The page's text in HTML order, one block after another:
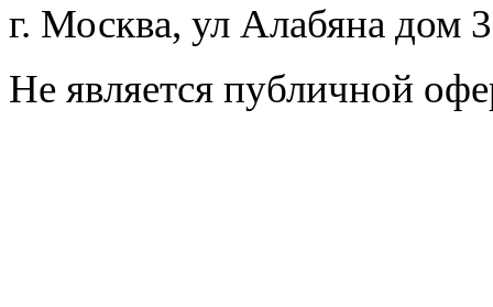
г. Москва, ул Алабяна дом
Не является публичной